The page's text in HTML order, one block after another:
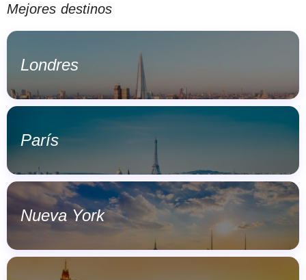
Mejores destinos
Londres
París
Nueva York